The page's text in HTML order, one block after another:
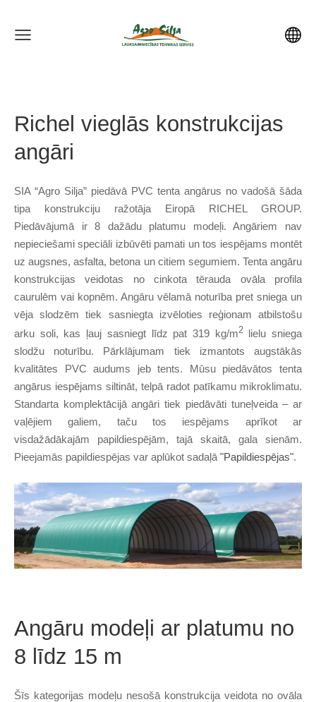
Richel vieglās konstrukcijas
angāri
SIA “Agro Silja” piedāvā PVC tenta angārus no vadošā šāda
tipa konstrukciju ražotāja Eiropā RICHEL GROUP.
Piedāvājumā ir 8 dažādu platumu modeļi. Angāriem nav
nepieciešami speciāli izbūvēti pamati un tos iespējams montēt
uz augsnes, asfalta, betona un citiem segumiem. Tenta angāru
konstrukcijas veidotas no cinkota tērauda ovāla profila
caurulēm vai kopnēm. Angāru vēlamā noturība pret sniega un
vēja slodzēm tiek sasniegta izvēloties reģionam atbilstošu
arku soli, kas ļauj sasniegt līdz pat 319 kg/m2 lielu sniega
slodžu noturību. Pārklājumam tiek izmantots augstākās
kvalitātes PVC audums jeb tents. Mūsu piedāvātos tenta
angārus iespējams siltināt, telpā radot patīkamu mikroklimatu.
Standarta komplektācijā angāri tiek piedāvāti tuneļveida – ar
vaļējiem galiem, taču tos iespējams aprīkot ar
visdažādākajām papildiespējām, tajā skaitā, gala sienām.
Pieejamās papildiespējas var aplūkot sadaļā "Papildiespējas".
Angāru modeļi ar platumu no
8 līdz 15 m
Šīs kategorijas modeļu nesošā konstrukcija veidota no ovāla